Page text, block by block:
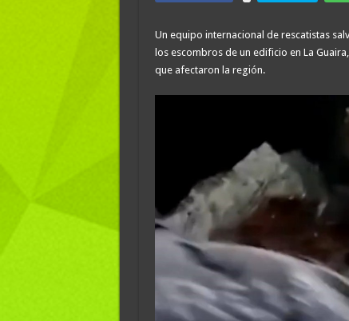
Un equipo internacional de rescatistas
los escombros de un edificio en La
que afectaron la región.